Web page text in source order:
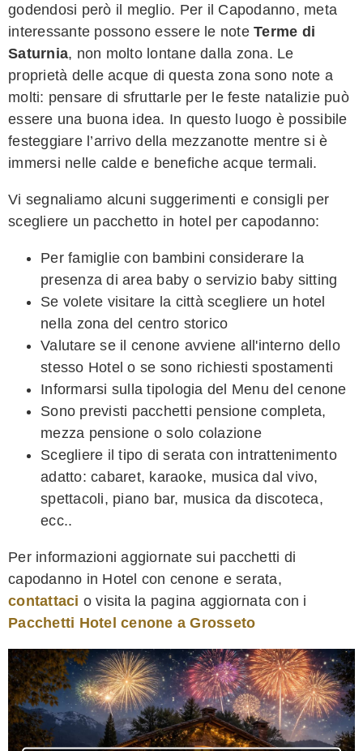
godendosi però il meglio. Per il Capodanno, meta
interessante possono essere le note Terme di
Saturnia, non molto lontane dalla zona. Le
proprietà delle acque di questa zona sono note a
molti: pensare di sfruttarle per le feste natalizie può
essere una buona idea. In questo luogo è possibile
festeggiare l’arrivo della mezzanotte mentre si è
immersi nelle calde e benefiche acque termali.
Vi segnaliamo alcuni suggerimenti e consigli per
scegliere un pacchetto in hotel per capodanno:
Per famiglie con bambini considerare la
presenza di area baby o servizio baby sitting
Se volete visitare la città scegliere un hotel
nella zona del centro storico
Valutare se il cenone avviene all'interno dello
stesso Hotel o se sono richiesti spostamenti
Informarsi sulla tipologia del Menu del cenone
Sono previsti pacchetti pensione completa,
mezza pensione o solo colazione
Scegliere il tipo di serata con intrattenimento
adatto: cabaret, karaoke, musica dal vivo,
spettacoli, piano bar, musica da discoteca,
ecc..
Per informazioni aggiornate sui pacchetti di
capodanno in Hotel con cenone e serata,
contattaci o visita la pagina aggiornata con i
Pacchetti Hotel cenone a Grosseto